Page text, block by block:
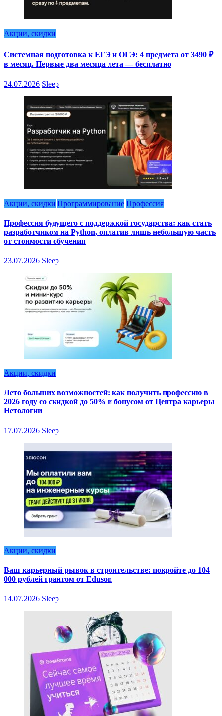
Акции, скидки
Системная подготовка к ЕГЭ и ОГЭ: 4 предмета от 3490 ₽
в месяц. Первые два месяца лета — бесплатно
24.07.2026 Sleep
Акции, скидки Программирование Профессия
Профессия будущего с поддержкой государства: как стать
разработчиком на Python, оплатив лишь небольшую часть
от стоимости обучения
23.07.2026 Sleep
Акции, скидки
Лето больших возможностей: как получить профессию в
2026 году со скидкой до 50% и бонусом от Центра карьеры
Нетологии
17.07.2026 Sleep
Акции, скидки
Ваш карьерный рывок в строительстве: покройте до 104
000 рублей грантом от Eduson
14.07.2026 Sleep